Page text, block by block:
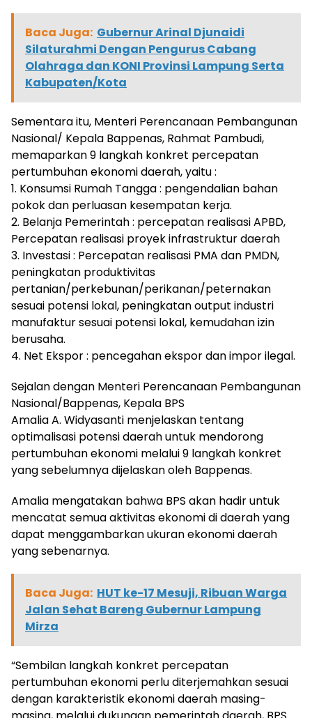
Baca Juga: Gubernur Arinal Djunaidi
Silaturahmi Dengan Pengurus Cabang
Olahraga dan KONI Provinsi Lampung Serta
Kabupaten/Kota
Sementara itu, Menteri Perencanaan Pembangunan
Nasional/ Kepala Bappenas, Rahmat Pambudi,
memaparkan 9 langkah konkret percepatan
pertumbuhan ekonomi daerah, yaitu :
1. Konsumsi Rumah Tangga : pengendalian bahan
pokok dan perluasan kesempatan kerja.
2. Belanja Pemerintah : percepatan realisasi APBD,
Percepatan realisasi proyek infrastruktur daerah
3. Investasi : Percepatan realisasi PMA dan PMDN,
peningkatan produktivitas
pertanian/perkebunan/perikanan/peternakan
sesuai potensi lokal, peningkatan output industri
manufaktur sesuai potensi lokal, kemudahan izin
berusaha.
4. Net Ekspor : pencegahan ekspor dan impor ilegal.
Sejalan dengan Menteri Perencanaan Pembangunan
Nasional/Bappenas, Kepala BPS
Amalia A. Widyasanti menjelaskan tentang
optimalisasi potensi daerah untuk mendorong
pertumbuhan ekonomi melalui 9 langkah konkret
yang sebelumnya dijelaskan oleh Bappenas.
Amalia mengatakan bahwa BPS akan hadir untuk
mencatat semua aktivitas ekonomi di daerah yang
dapat menggambarkan ukuran ekonomi daerah
yang sebenarnya.
Baca Juga: HUT ke-17 Mesuji, Ribuan Warga
Jalan Sehat Bareng Gubernur Lampung
Mirza
“Sembilan langkah konkret percepatan
pertumbuhan ekonomi perlu diterjemahkan sesuai
dengan karakteristik ekonomi daerah masing-